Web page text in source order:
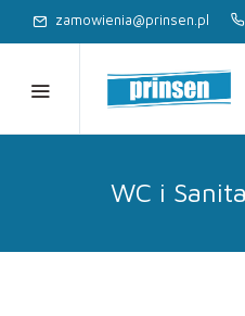
zamowienia@prinsen.pl
WC i